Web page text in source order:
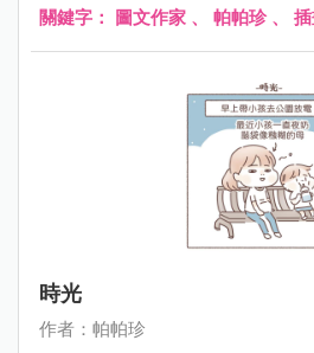
細的檢查），或真的有狀況的......
關鍵字： 圖文作家 、 帕帕珍、
時光
作者：帕帕珍